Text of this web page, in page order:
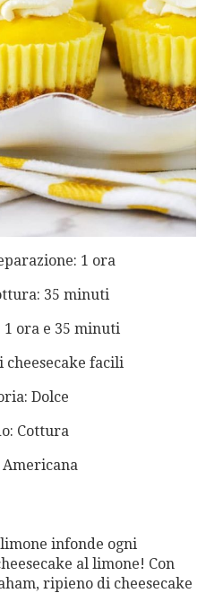
1 ora
35 minuti
1 ora e 35 minuti
cheesecake facili
Dolce
Cottura
Americana
infonde ogni
al limone! Con
ripieno di cheesecake